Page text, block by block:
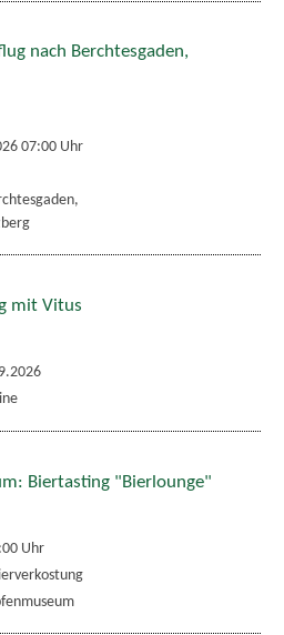
nach Berchtesgaden,
07:00 Uhr
mit Vitus
Biertasting "Bierlounge"
Uhr